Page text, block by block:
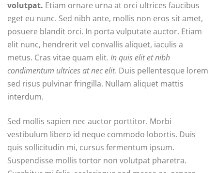
volutpat. Etiam ornare urna at orci ultrices faucibus
eget eu nunc. Sed nibh ante, mollis non eros sit amet,
posuere blandit orci. In porta vulputate auctor. Etiam
elit nunc, hendrerit vel convallis aliquet, iaculis a
metus. Cras vitae quam elit. In quis elit et nibh
condimentum ultrices at nec elit. Duis pellentesque lorem
sed risus pulvinar fringilla. Nullam aliquet mattis
interdum.
Sed mollis sapien nec auctor porttitor. Morbi
vestibulum libero id neque commodo lobortis. Duis
quis sollicitudin mi, cursus fermentum ipsum.
Suspendisse mollis tortor non volutpat pharetra.